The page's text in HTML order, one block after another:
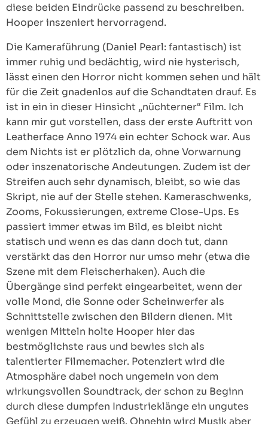
diese beiden Eindrücke passend zu beschreiben.
Hooper inszeniert hervorragend.
Die Kameraführung (Daniel Pearl: fantastisch) ist
immer ruhig und bedächtig, wird nie hysterisch,
lässt einen den Horror nicht kommen sehen und hält
für die Zeit gnadenlos auf die Schandtaten drauf. Es
ist in ein in dieser Hinsicht „nüchterner“ Film. Ich
kann mir gut vorstellen, dass der erste Auftritt von
Leatherface Anno 1974 ein echter Schock war. Aus
dem Nichts ist er plötzlich da, ohne Vorwarnung
oder inszenatorische Andeutungen. Zudem ist der
Streifen auch sehr dynamisch, bleibt, so wie das
Skript, nie auf der Stelle stehen. Kameraschwenks,
Zooms, Fokussierungen, extreme Close-Ups. Es
passiert immer etwas im Bild, es bleibt nicht
statisch und wenn es das dann doch tut, dann
verstärkt das den Horror nur umso mehr (etwa die
Szene mit dem Fleischerhaken). Auch die
Übergänge sind perfekt eingearbeitet, wenn der
volle Mond, die Sonne oder Scheinwerfer als
Schnittstelle zwischen den Bildern dienen. Mit
wenigen Mitteln holte Hooper hier das
bestmöglichste raus und bewies sich als
talentierter Filmemacher. Potenziert wird die
Atmosphäre dabei noch ungemein von dem
wirkungsvollen Soundtrack, der schon zu Beginn
durch diese dumpfen Industrieklänge ein ungutes
Gefühl zu erzeugen weiß. Ohnehin wird Musik aber